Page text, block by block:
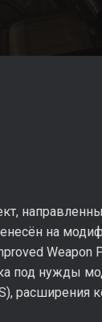
на
Weapon
под нужды
расширения